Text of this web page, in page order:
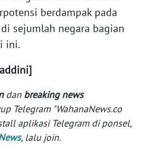
berdampak pada
sejumlah negara bagian
ini.
dan breaking news
Telegram "WahanaNews.co
aplikasi Telegram di ponsel,
, lalu join.